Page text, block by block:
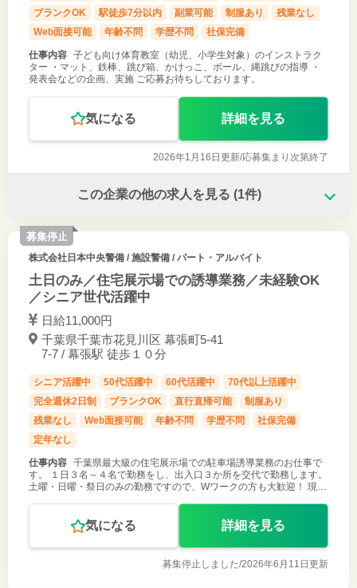
ブランクOK
駅徒歩7分以内 副業可能 制服あり
残業なし
Web面接可能
年齢不問 学歴不問 社保完備
仕事内容 子ども向け体育教室（幼児、小学生対象）のインストラク
ター ・マット、鉄棒、跳び箱、かけっこ、ボール、縄跳びの指導 ・
発表会などの企画、実施 ご応募お待ちしております。
気になる 詳細を見る
2026年1月16日更新/応募集まり次第終了
この企業の他の求人を見る (1件)
募集停止
株式会社日本中央警備/ 施設警備 / パート・アルバイト
土日のみ／住宅展示場での誘導業務／未経験OK
／シニア世代活躍中
日給11,000円
千葉県千葉市花見川区 幕張町5-41
7-7 / 幕張駅 徒歩１０分
シニア活躍中 50代活躍中 60代活躍中
70代以上活躍中
完全週休2日制
ブランクOK 直行直帰可能
制服あり
残業なし
Web面接可能 年齢不問 学歴不問
社保完備
定年なし
仕事内容 千葉県最大級の住宅展示場での駐車場誘導業務のお仕事で
す。 １日３名～４名で勤務をし、出入口３か所を交代で勤務します。
土曜・日曜・祭日のみの勤務ですので、Wワークの方も大歓迎！ 現在
気になる 詳細を見る
募集停止しました/2026年6月11日更新